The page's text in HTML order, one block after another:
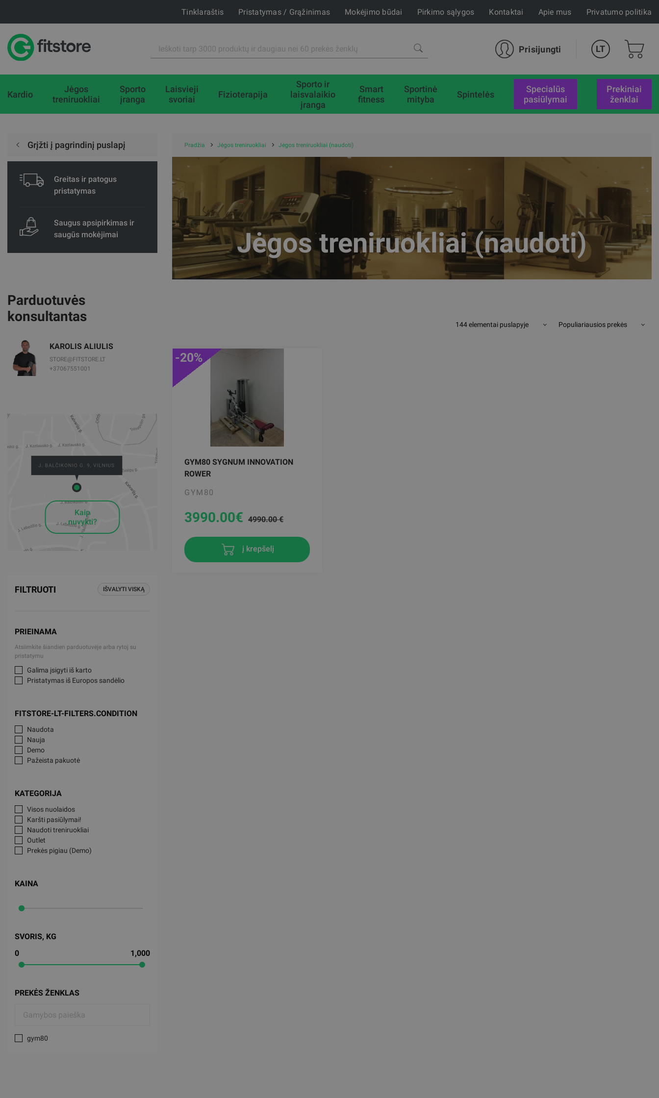
Tinklaraštis Pristatymas / Grąžinimas Mokėjimo būdai Pirkimo sąlygos Kontaktai Apie mus Privatumo politika
Prisijungti LT
Kardio
Jėgos
treniruokliai
Sporto
įranga
Laisvieji
svoriai
Fizioterapija
Sporto ir
laisvalaikio
įranga
Smart
fitness
Sportinė
mityba
Spintelės
specialūs
pasiūlymai
Prekiniai
ženklai
Grįžti į pagrindinį puslapį
Greitas ir patogus
pristatymas
Saugus apsipirkimas ir
saugūs mokėjimai
Parduotuvės
konsultantas
KAROLIS ALIULIS
STORE@FITSTORE.LT
+37067551001
Kaip
nuvykti?
FILTRUOTI IŠVALYTI VISKĄ
PRIEINAMA
Atsiimkite šiandien parduotuvėje arba rytoj su
pristatymu
Galima įsigyti iš karto
Pristatymas iš Europos sandėlio
FITSTORE-LT-FILTERS.CONDITION
Naudota
Nauja
Demo
Pažeista pakuotė
KATEGORIJA
Visos nuolaidos
Karšti pasiūlymai!
Naudoti treniruokliai
Outlet
Prekės pigiau (Demo)
KAINA
SVORIS, KG
0
1,000
PREKĖS ŽENKLAS
gym80
Pradžia Jėgos treniruokliai Jėgos treniruokliai (naudoti)
Jėgos treniruokliai (naudoti)
144 elementai puslapyje Populiariausios prekės
GYM80 SYGNUM INNOVATION
ROWER
GYM80
-20%
3990.00€ 4990.00 €
į krepšelį